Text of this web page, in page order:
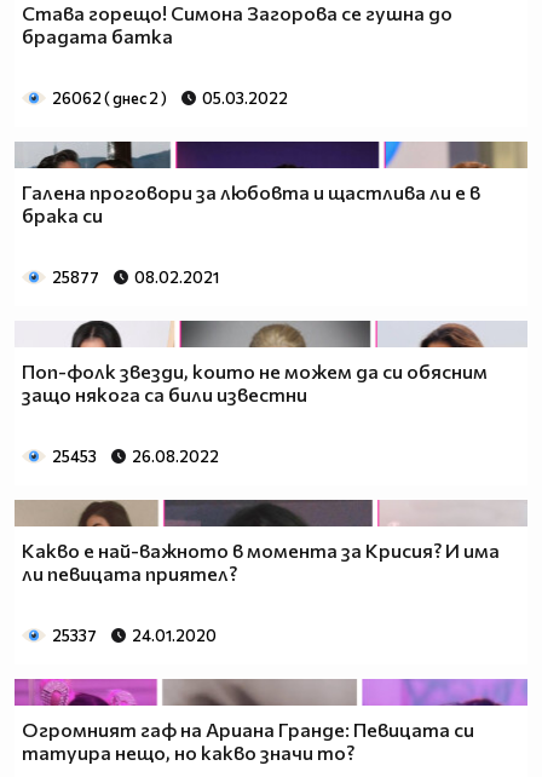
Става горещо! Симона Загорова се гушна до
брадата батка
26062 ( днес 2 ) 05.03.2022
Галена проговори за любовта и щастлива ли е в
брака си
25877 08.02.2021
Поп-фолк звезди, които не можем да си обясним
защо някога са били известни
25453 26.08.2022
Какво е най-важното в момента за Крисия? И има
ли певицата приятел?
25337 24.01.2020
Огромният гаф на Ариана Гранде: Певицата си
татуира нещо, но какво значи то?